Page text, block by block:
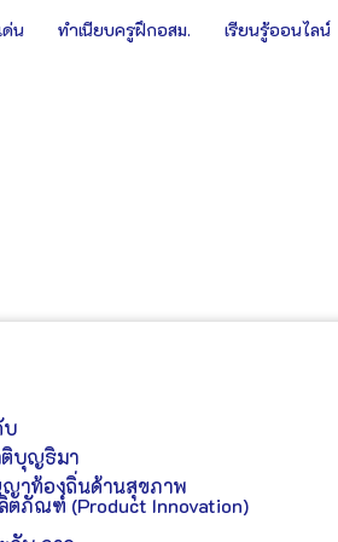
ด่น ทำเนียบครูฝึกอสม. เรียนรู้ออนไลน์
บ
บุญธิมา
าท้องถิ่นด้านสุขภาพ
ตภัณฑ์ (Product Innovation)